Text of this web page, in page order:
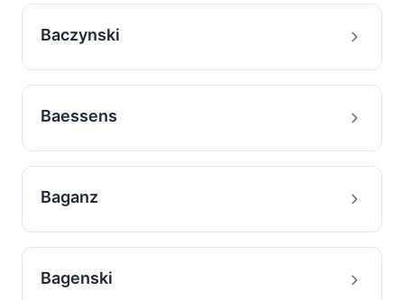
Baczynski
Baessens
Baganz
Bagenski